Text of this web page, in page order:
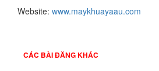
Website: www.maykhuayaau.com
CÁC BÀI ĐĂNG KHÁC